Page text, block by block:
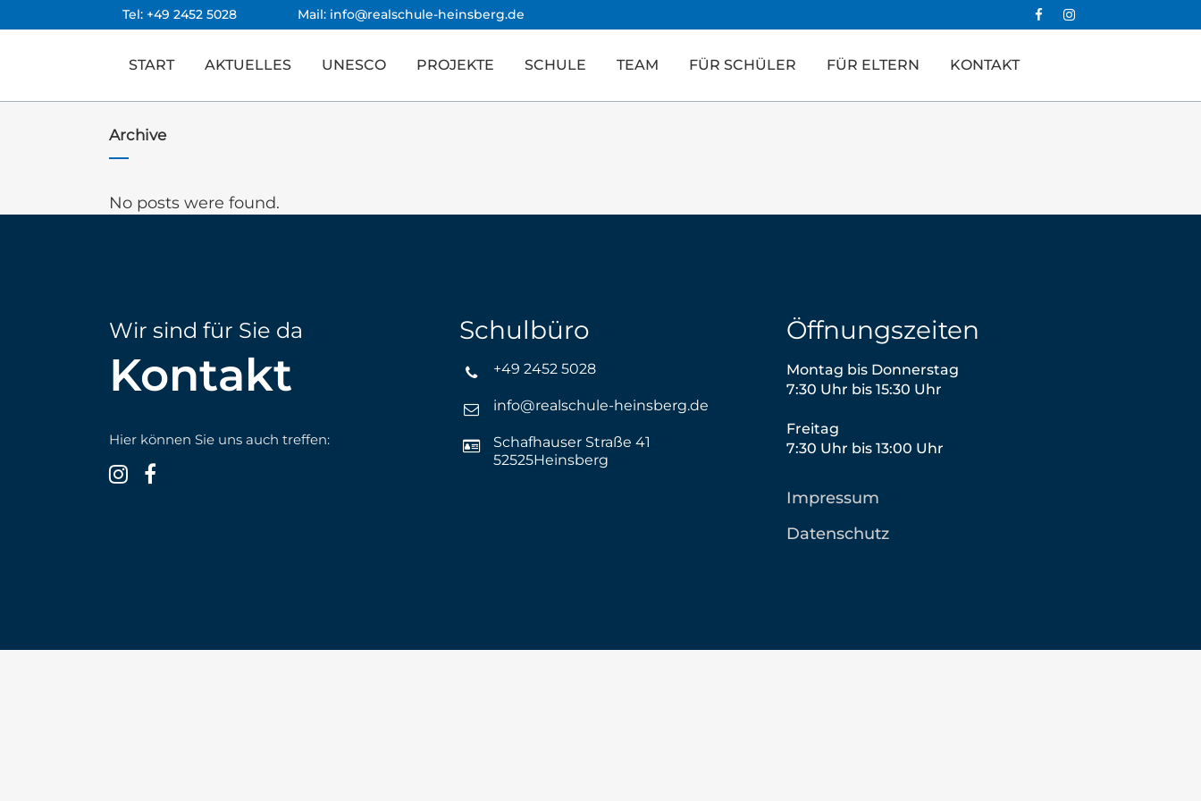
Tel: +49 2452 5028 Mail: info@realschule-heinsberg.de
START AKTUELLES UNESCO PROJEKTE SCHULE TEAM FÜR SCHÜLER FÜR ELTERN KONTAKT
Archive
No posts were found.
Wir sind für Sie da
Kontakt
Hier können Sie uns auch treffen:
Schulbüro
+49 2452 5028
info@realschule-heinsberg.de
Schafhauser Straße 41
52525Heinsberg
Öffnungszeiten
Montag bis Donnerstag
7:30 Uhr bis 15:30 Uhr
Freitag
7:30 Uhr bis 13:00 Uhr
Impressum
Datenschutz